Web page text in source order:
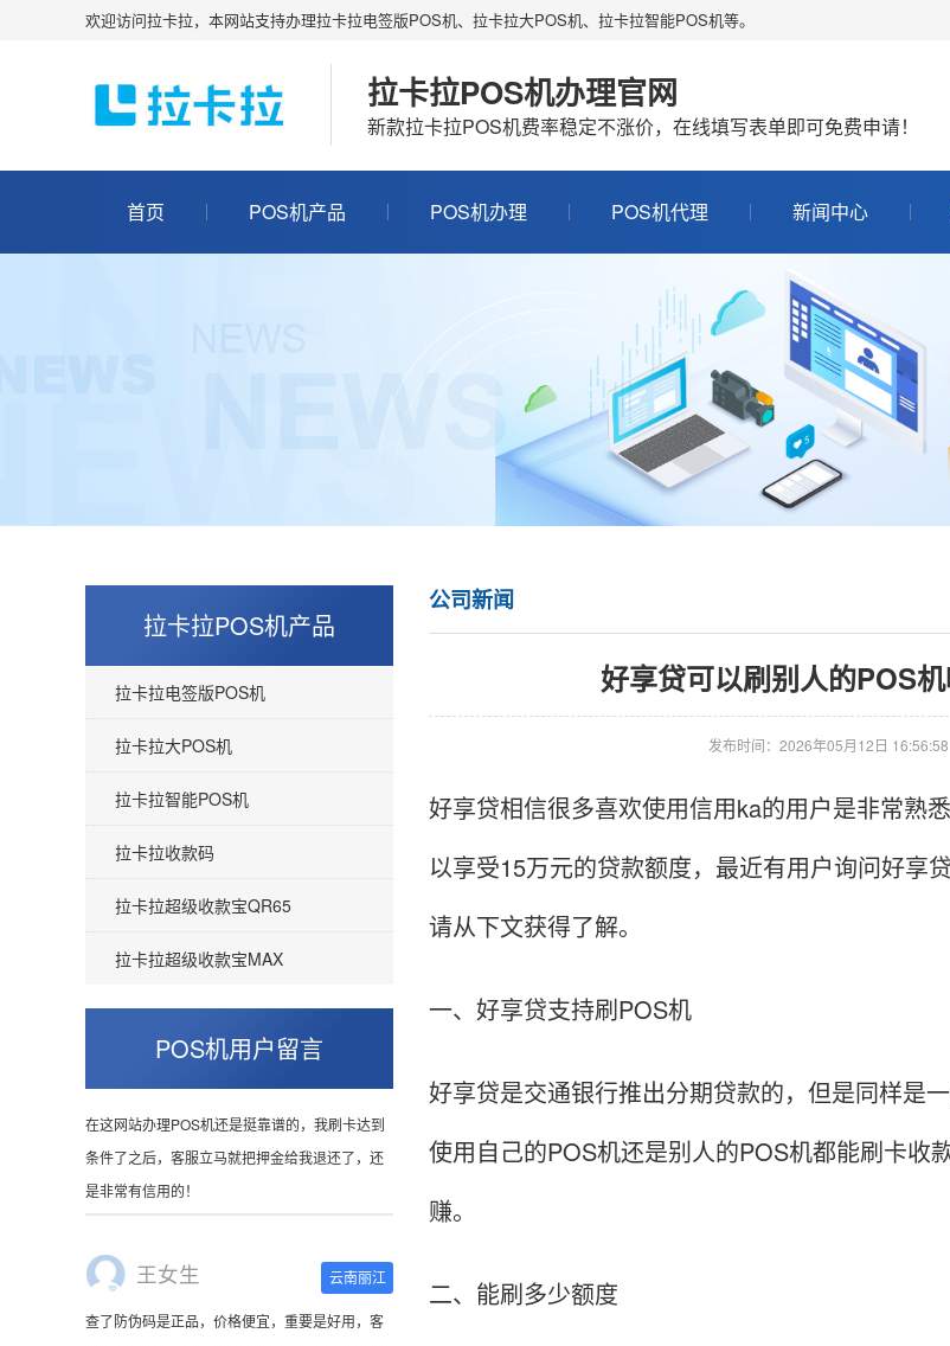
欢迎访问拉卡拉，本网站支持办理拉卡拉电签版POS机、拉卡拉大POS机、拉卡拉智能POS机等。
拉卡拉POS机办理官网
新款拉卡拉POS机费率稳定不涨价，在线填写表单即可免费申请！
首页 POS机产品 POS机办理 POS机代理 新闻中心
拉卡拉POS机产品
拉卡拉电签版POS机
拉卡拉大POS机
拉卡拉智能POS机
拉卡拉收款码
拉卡拉超级收款宝QR65
拉卡拉超级收款宝MAX
POS机用户留言
王女生 云南丽江
找他，非常好。
公司新闻
好享贷可以刷别人的POS
发布时间：2026年05月12日 16:56:58
好享贷相信很多喜欢使用信用ka的用户是非常熟
以享受15万元的贷款额度，最近有用户询问好享
请从下文获得了解。
一、好享贷支持刷POS机
好享贷是交通银行推出分期贷款的，但是同样是
使用自己的POS机还是别人的POS机都能刷卡收
赚。
二、能刷多少额度